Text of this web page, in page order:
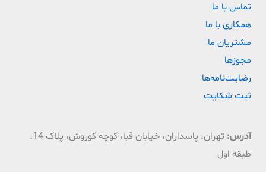
تماس با ما
همکاری با ما
مشتریان ما
مجوزها
رضایت‌نامه‌ها
ثبت شکایت
آدرس:
تهران، پاسداران، خیابان قبا، کوچه کوروش، پلاک 14،
طبقه اول